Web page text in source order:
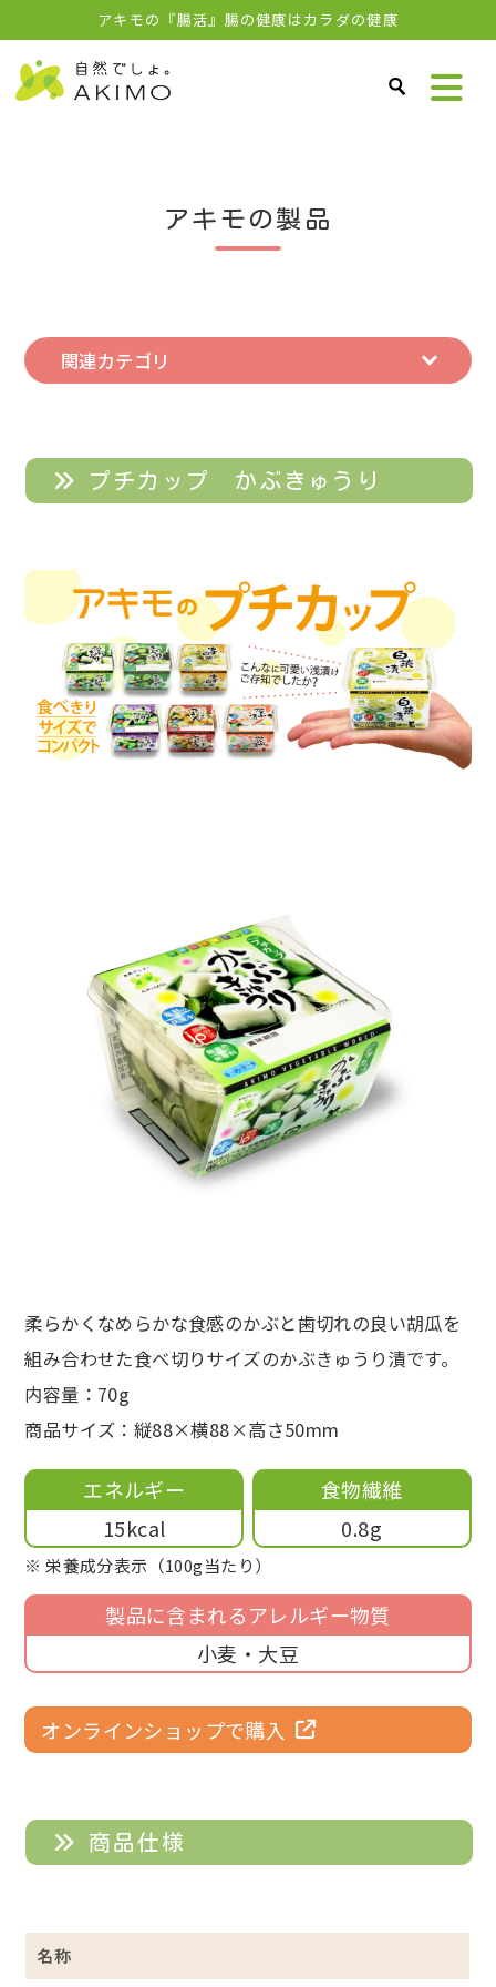
アキモの『腸活』腸の健康はカラダの健康
アキモの製品
関連カテゴリ
プチカップ かぶきゅうり
柔らかくなめらかな食感のかぶと歯切れの良い胡瓜を
組み合わせた食べ切りサイズのかぶきゅうり漬です。
内容量：70g
商品サイズ：縦88×横88×高さ50mm
エネルギー
15kcal
食物繊維
0.8g
※ 栄養成分表示（100g当たり）
製品に含まれるアレルギー物質
小麦・大豆
オンラインショップで購入
商品仕様
名称